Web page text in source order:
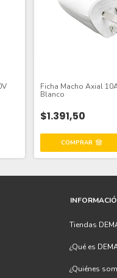
Ficha Macho Axial
Blanco
$1.391,50
Tiendas
¿Qué es
¿Quiénes